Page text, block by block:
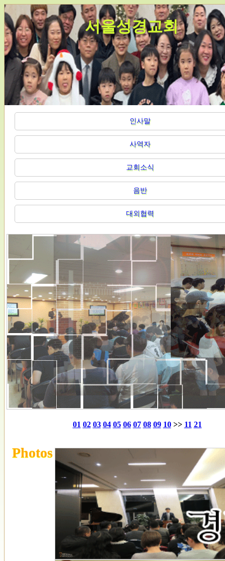
서울성경교회
인사말
사역자
교회소식
음반
대외협력
01 02 03 04 05 06 07 08 09 10>> 11 21
Photos